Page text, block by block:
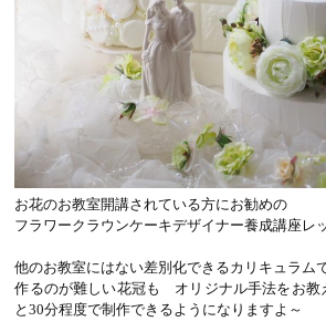
お花のお教室開講されている方にお勧めの
フラワークラウンケーキデザイナー養成講座レ
他のお教室にはない差別化できるカリキュラム
作るのが難しい花冠も オリジナル手法をお教
と30分程度で制作できるようになりますよ～